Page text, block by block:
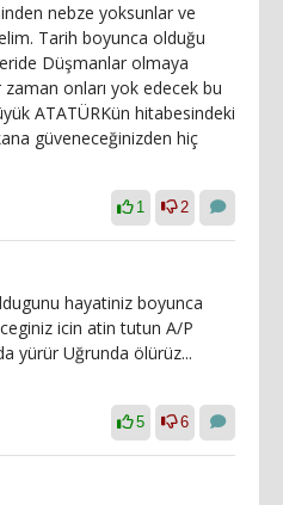
nebze yoksunlar ve
Tarih boyunca olduğu
Düşmanlar olmaya
onları yok edecek bu
ATATÜRKün hitabesindeki
güveneceğinizden hiç
1 2
hayatiniz boyunca
icin atin tutun A/P
yürür Uğrunda ölürüz...
5 6